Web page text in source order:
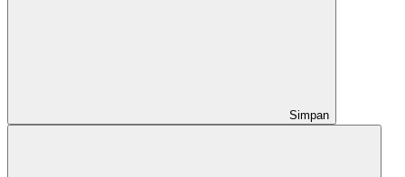
Simpan